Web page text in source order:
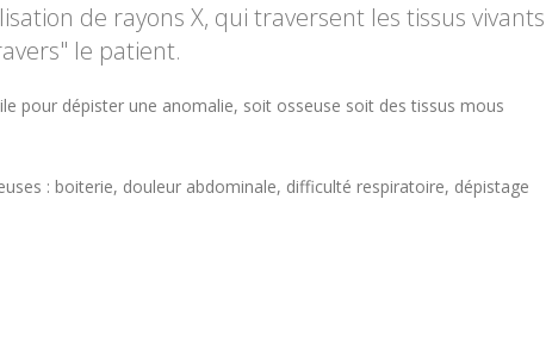
de rayons X, qui traversent les tissus vivants
le patient.
pour dépister une anomalie, soit osseuse soit des tissus mous
: boiterie, douleur abdominale, difficulté respiratoire, dépistage